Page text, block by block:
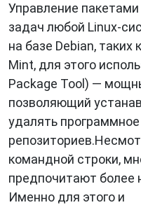
Заключение
APT– это
Linux, которая
управление
Благодаря своей
простоте
стандартом де-факто
основе Debian.
APT позволит вам
использовать вашу
Управление
задач любой Linux-
на базе Debian, таких
Mint, для этого
Package Tool) —
позволяющий
удалять
командной строки,
предпочитают более
Именно для этого и